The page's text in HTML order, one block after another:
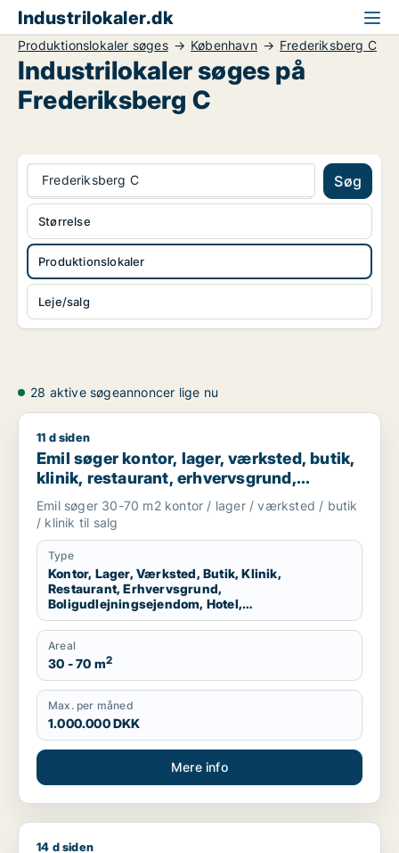
Industrilokaler.dk
Produktionslokaler søges København Frederiksberg C
Industrilokaler søges på
Frederiksberg C
Frederiksberg C Søg
Produktionslokaler
Leje/salg
Størrelse
28 aktive søgeannoncer lige nu
Emil søger kontor, lager, værksted, butik, klinik, restaurant,
11 d siden
Emil søger kontor, lager, værksted, butik,
klinik, restaurant, erhvervsgrund,
boligudlejningsejendom, hotel,
produktionslokaler eller garage til salg i
København K, Vesterbro eller
Frederiksberg m.fl.
Emil søger 30-70 m2 kontor / lager / værksted / butik
/ klinik til salg
Type
Kontor, Lager, Værksted, Butik, Klinik,
Restaurant, Erhvervsgrund,
Boligudlejningsejendom, Hotel,
Produktionslokaler, Garage
Areal
30 - 70 m2
Max. per måned
1.000.000 DKK
Mere info
Reza søger kontor eller produktionslokaler til leje i
14 d siden